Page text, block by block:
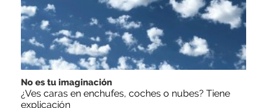
No es tu imaginación
¿Ves caras en enchufes, coches o nubes? Tiene
explicación